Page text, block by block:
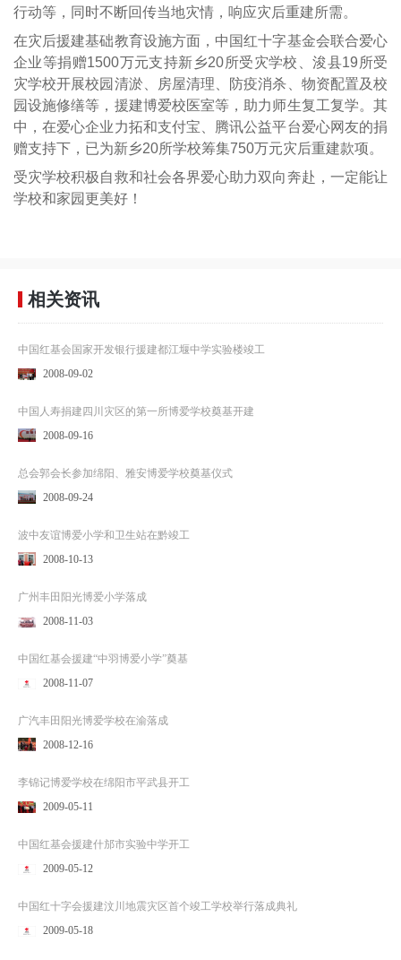
行动等，同时不断回传当地灾情，响应灾后重建所需。
在灾后援建基础教育设施方面，中国红十字基金会联合爱心
企业等捐赠1500万元支持新乡20所受灾学校、浚县19所受
灾学校开展校园清淤、房屋清理、防疫消杀、物资配置及校
园设施修缮等，援建博爱校医室等，助力师生复工复学。其
中，在爱心企业力拓和支付宝、腾讯公益平台爱心网友的捐
赠支持下，已为新乡20所学校筹集750万元灾后重建款项。
受灾学校积极自救和社会各界爱心助力双向奔赴，一定能让
学校和家园更美好！
相关资讯
中国红基会国家开发银行援建都江堰中学实验楼竣工
2008-09-02
中国人寿捐建四川灾区的第一所博爱学校奠基开建
2008-09-16
总会郭会长参加绵阳、雅安博爱学校奠基仪式
2008-09-24
波中友谊博爱小学和卫生站在黔竣工
2008-10-13
广州丰田阳光博爱小学落成
2008-11-03
中国红基会援建“中羽博爱小学”奠基
2008-11-07
广汽丰田阳光博爱学校在渝落成
2008-12-16
李锦记博爱学校在绵阳市平武县开工
2009-05-11
中国红基会援建什邡市实验中学开工
2009-05-12
中国红十字会援建汶川地震灾区首个竣工学校举行落成典礼
2009-05-18